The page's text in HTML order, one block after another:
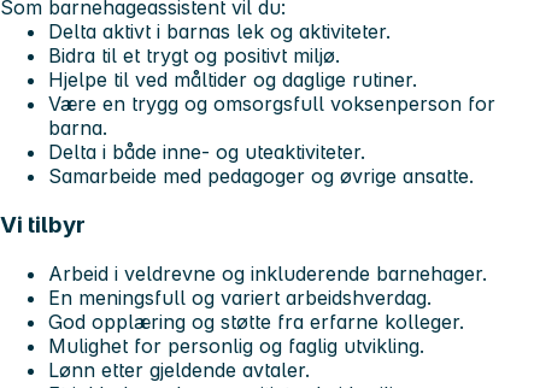
Som barnehageassistent vil du:
Delta aktivt i barnas lek og aktiviteter.
Bidra til et trygt og positivt miljø.
Hjelpe til ved måltider og daglige rutiner.
Være en trygg og omsorgsfull voksenperson for
barna.
Delta i både inne- og uteaktiviteter.
Samarbeide med pedagoger og øvrige ansatte.
Vi tilbyr
Arbeid i veldrevne og inkluderende barnehager.
En meningsfull og variert arbeidshverdag.
God opplæring og støtte fra erfarne kolleger.
Mulighet for personlig og faglig utvikling.
Lønn etter gjeldende avtaler.